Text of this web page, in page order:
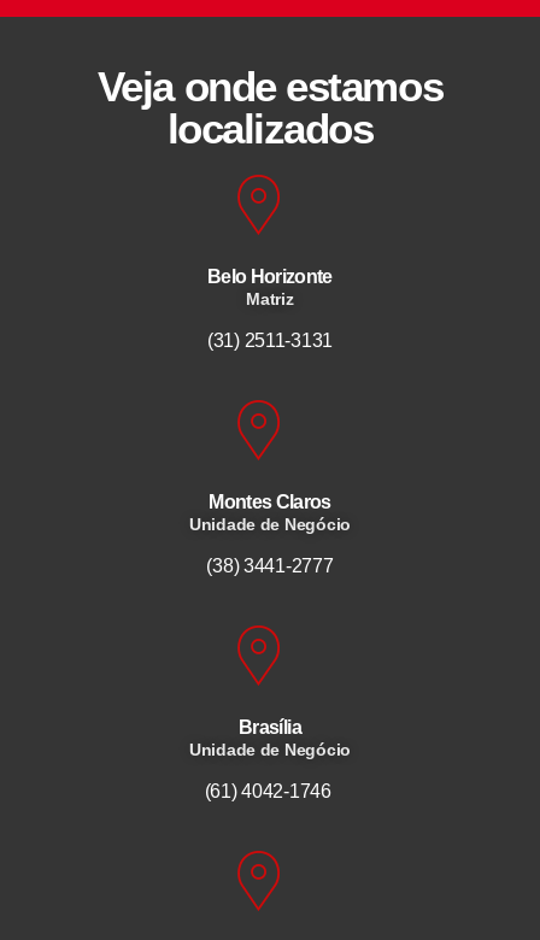
Veja onde estamos
localizados
Belo Horizonte
Matriz
(31) 2511-3131
Montes Claros
Unidade de Negócio
(38) 3441-2777
Brasília
Unidade de Negócio
(61) 4042-1746